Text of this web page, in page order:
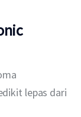
lepas dari